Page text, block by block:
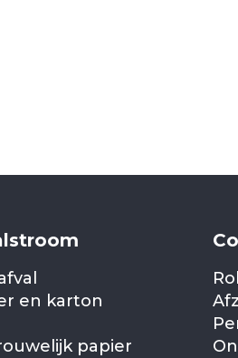
en karton
papier